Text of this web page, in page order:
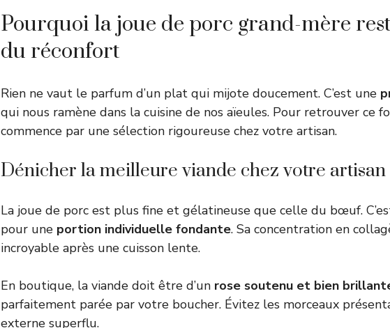
Pourquoi la joue de porc grand-mère
du réconfort
Rien ne vaut le parfum d’un plat qui mijote doucement. C’est une
qui nous ramène dans la cuisine de nos aïeules. Pour retrouver ce
commence par une sélection rigoureuse chez votre artisan.
Dénicher la meilleure viande chez votre
La joue de porc est plus fine et gélatineuse que celle du bœuf.
pour une portion individuelle fondante. Sa concentration en
incroyable après une cuisson lente.
En boutique, la viande doit être d’un rose soutenu et bien
parfaitement parée par votre boucher. Évitez les morceaux
externe superflu.